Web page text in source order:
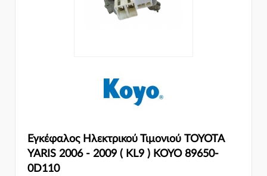
Εγκέφαλος Ηλεκτρικού Τιμονιού TOYOTA
YARIS 2006 - 2009 ( KL9 ) KOYO 89650-
0D110